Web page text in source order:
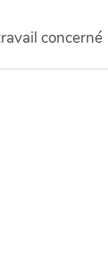
concerné